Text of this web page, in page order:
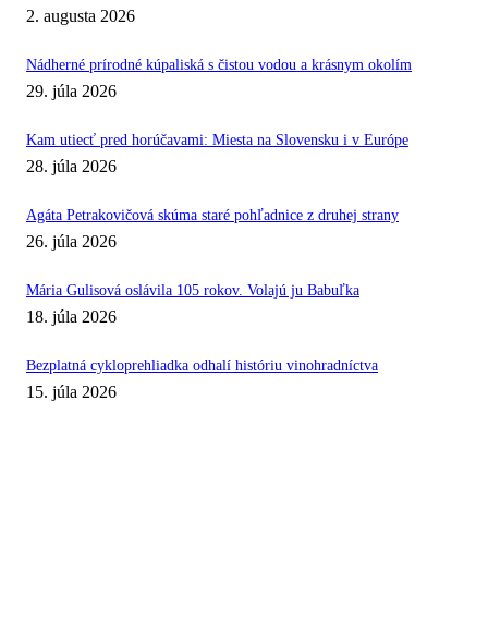
2. augusta 2026
Nádherné prírodné kúpaliská s čistou vodou a krásnym okolím
29. júla 2026
Kam utiecť pred horúčavami: Miesta na Slovensku i v Európe
28. júla 2026
Agáta Petrakovičová skúma staré pohľadnice z druhej strany
26. júla 2026
Mária Gulisová oslávila 105 rokov. Volajú ju Babuľka
18. júla 2026
Bezplatná cykloprehliadka odhalí históriu vinohradníctva
15. júla 2026